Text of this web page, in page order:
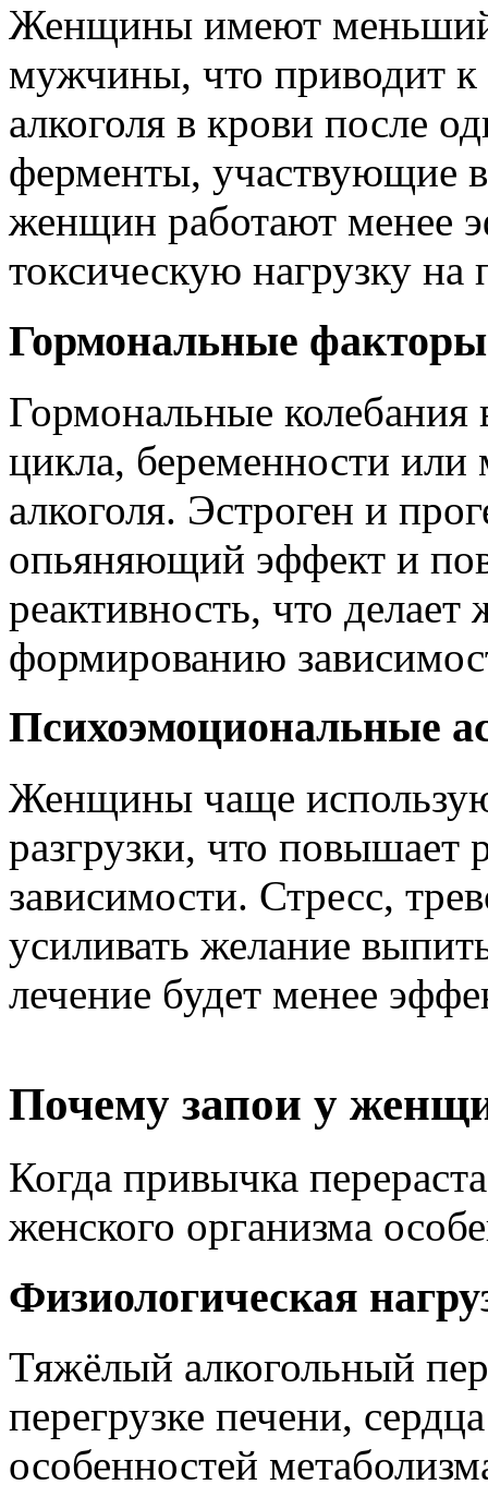
Женщины имеют меньший
мужчины, что приводит к
алкоголя в крови после
ферменты, участвующие
женщин работают менее
токсическую нагрузку
Гормональные факторы
Гормональные колебания
цикла, беременности
алкоголя. Эстроген и
опьяняющий эффект и
реактивность, что
формированию
Психоэмоциональные
Женщины чаще
разгрузки, что повышает
зависимости. Стресс,
усиливать желание
лечение будет менее
Почему запои у
Когда привычка
женского организма
Физиологическая
Тяжёлый алкогольный
перегрузке печени,
особенностей